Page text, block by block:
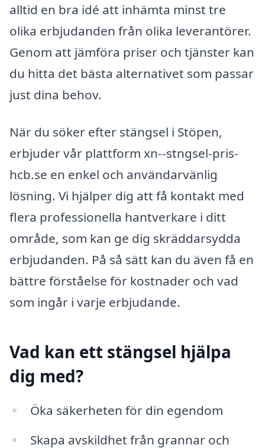
alltid en bra idé att inhämta minst tre
olika erbjudanden från olika leverantörer.
Genom att jämföra priser och tjänster kan
du hitta det bästa alternativet som passar
just dina behov.
När du söker efter stängsel i Stöpen,
erbjuder vår plattform xn--stngsel-pris-
hcb.se en enkel och användarvänlig
lösning. Vi hjälper dig att få kontakt med
flera professionella hantverkare i ditt
område, som kan ge dig skräddarsydda
erbjudanden. På så sätt kan du även få en
bättre förståelse för kostnader och vad
som ingår i varje erbjudande.
Vad kan ett stängsel hjälpa
dig med?
Öka säkerheten för din egendom
Skapa avskildhet från grannar och